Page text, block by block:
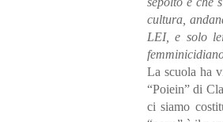
cultura,
LEI, e solo
La scuola ha
“Poiein” di
ci siamo